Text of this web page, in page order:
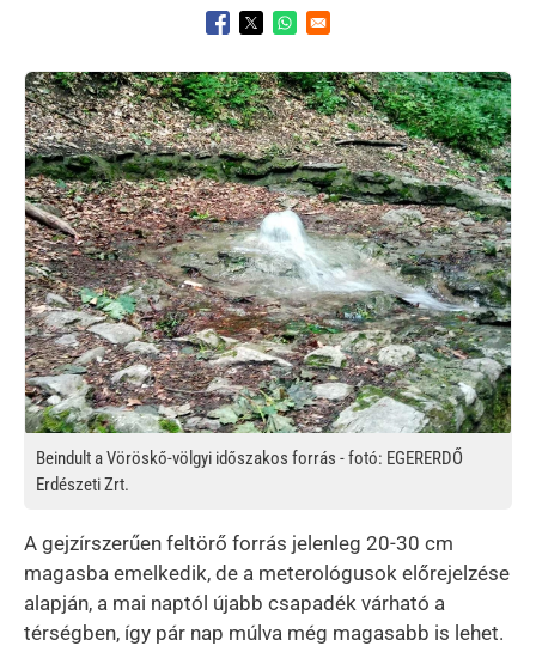
Opens in a new window
Opens in a new window
Opens in a new window
Kép
Beindult a Vöröskő-völgyi időszakos forrás - fotó: EGERERDŐ
Erdészeti Zrt.
A gejzírszerűen feltörő forrás jelenleg 20-30 cm
magasba emelkedik, de a meterológusok előrejelzése
alapján, a mai naptól újabb csapadék várható a
térségben, így pár nap múlva még magasabb is lehet.